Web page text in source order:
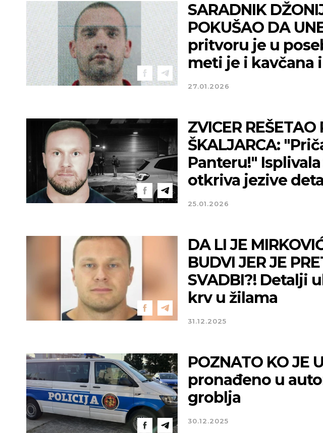
SARADNIK
POKUŠAO DA
pritvoru je u
meti je i kavčana
27.01.2026
ZVICER
ŠKALJARCA:
Panteru!"
otkriva jezive
25.01.2026
DA LI JE
BUDVI JER JE
SVADBI?! Detalji
krv u žilama
31.12.2025
POZNATO KO JE
pronađeno u
groblja
30.12.2025